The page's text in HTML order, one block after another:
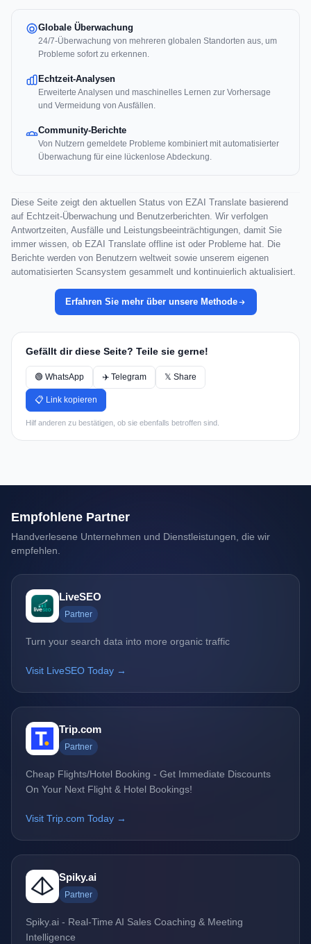
Globale Überwachung
24/7-Überwachung von mehreren globalen Standorten aus, um
Probleme sofort zu erkennen.
Echtzeit-Analysen
Erweiterte Analysen und maschinelles Lernen zur Vorhersage
und Vermeidung von Ausfällen.
Community-Berichte
Von Nutzern gemeldete Probleme kombiniert mit automatisierter
Überwachung für eine lückenlose Abdeckung.
Diese Seite zeigt den aktuellen Status von EZAI Translate basierend
auf Echtzeit-Überwachung und Benutzerberichten. Wir verfolgen
Antwortzeiten, Ausfälle und Leistungsbeeinträchtigungen, damit Sie
immer wissen, ob EZAI Translate offline ist oder Probleme hat. Die
Berichte werden von Benutzern weltweit sowie unserem eigenen
automatisierten Scansystem gesammelt und kontinuierlich aktualisiert.
Erfahren Sie mehr über unsere Methode
Gefällt dir diese Seite? Teile sie gerne!
🟢 WhatsApp ✈️ Telegram 𝕏 Share
📋 Link kopieren
Hilf anderen zu bestätigen, ob sie ebenfalls betroffen sind.
Empfohlene Partner
Handverlesene Unternehmen und Dienstleistungen, die wir
empfehlen.
LiveSEO
Partner
Turn your search data into more organic traffic
Visit LiveSEO Today →
Trip.com
Partner
Cheap Flights/Hotel Booking - Get Immediate Discounts
On Your Next Flight & Hotel Bookings!
Visit Trip.com Today →
Spiky.ai
Partner
Spiky.ai - Real-Time AI Sales Coaching & Meeting
Intelligence